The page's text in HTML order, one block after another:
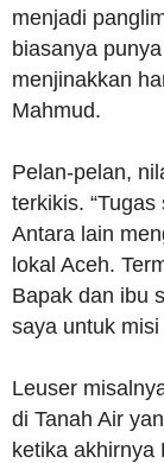
menjadi
biasanya
menjinakkan
Mahmud.
Pelan-pelan,
terkikis.
Antara lain
lokal Aceh.
Bapak dan ibu
saya untuk misi
Leuser
di Tanah Air
ketika akhirnya